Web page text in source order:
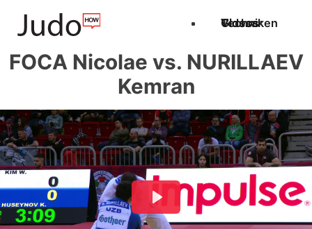
Techniken
Videos
Glossar
FOCA Nicolae vs. NURILLAEV
Kemran